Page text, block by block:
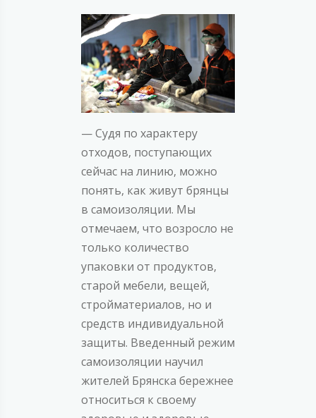
— Судя по характеру
отходов, поступающих
сейчас на линию, можно
понять, как живут брянцы
в самоизоляции. Мы
отмечаем, что возросло не
только количество
упаковки от продуктов,
старой мебели, вещей,
стройматериалов, но и
средств индивидуальной
защиты. Введенный режим
самоизоляции научил
жителей Брянска бережнее
относиться к своему